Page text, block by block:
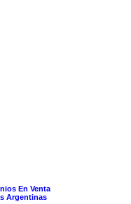
En Venta
Argentinas